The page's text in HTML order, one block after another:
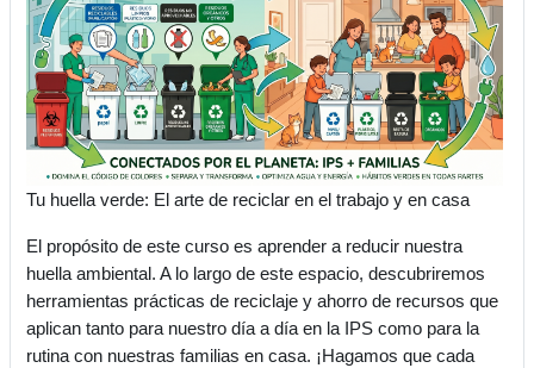
Tu huella verde: El arte de reciclar en el trabajo y en casa
El propósito de este curso es aprender a reducir nuestra
huella ambiental. A lo largo de este espacio, descubriremos
herramientas prácticas de reciclaje y ahorro de recursos que
aplican tanto para nuestro día a día en la IPS como para la
rutina con nuestras familias en casa. ¡Hagamos que cada